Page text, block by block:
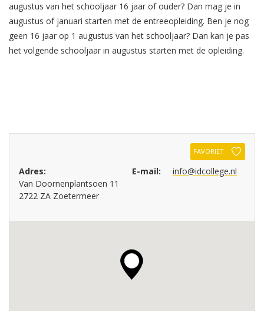
augustus van het schooljaar 16 jaar of ouder? Dan mag je in
augustus of januari starten met de entreeopleiding. Ben je nog
geen 16 jaar op 1 augustus van het schooljaar? Dan kan je pas
het volgende schooljaar in augustus starten met de opleiding.
FAVORIET
Adres:
Van Doornenplantsoen 11
2722 ZA Zoetermeer
E-mail: info@idcollege.nl